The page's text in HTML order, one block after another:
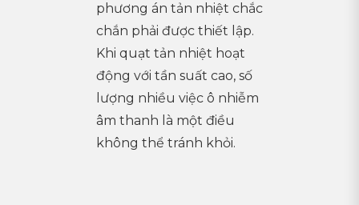
phương án tản nhiệt chắc
chắn phải được thiết lập.
Khi quạt tản nhiệt hoạt
động với tần suất cao, số
lượng nhiều việc ô nhiễm
âm thanh là một điều
không thể tránh khỏi.